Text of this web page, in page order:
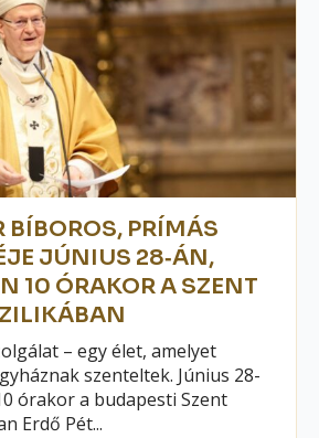
BÍBOROS, PRÍMÁS
JÚNIUS 28‑ÁN,
10 ÓRAKOR A SZENT
– egy élet, amelyet
szenteltek. Június 28-
órakor a budapesti Szent
Erdő Pét...